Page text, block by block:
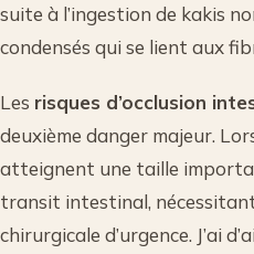
suite à l’ingestion de kakis
condensés qui se lient aux
Les risques d’occlusion
deuxième danger majeur.
atteignent une taille
transit intestinal,
chirurgicale d’urgence. J’ai